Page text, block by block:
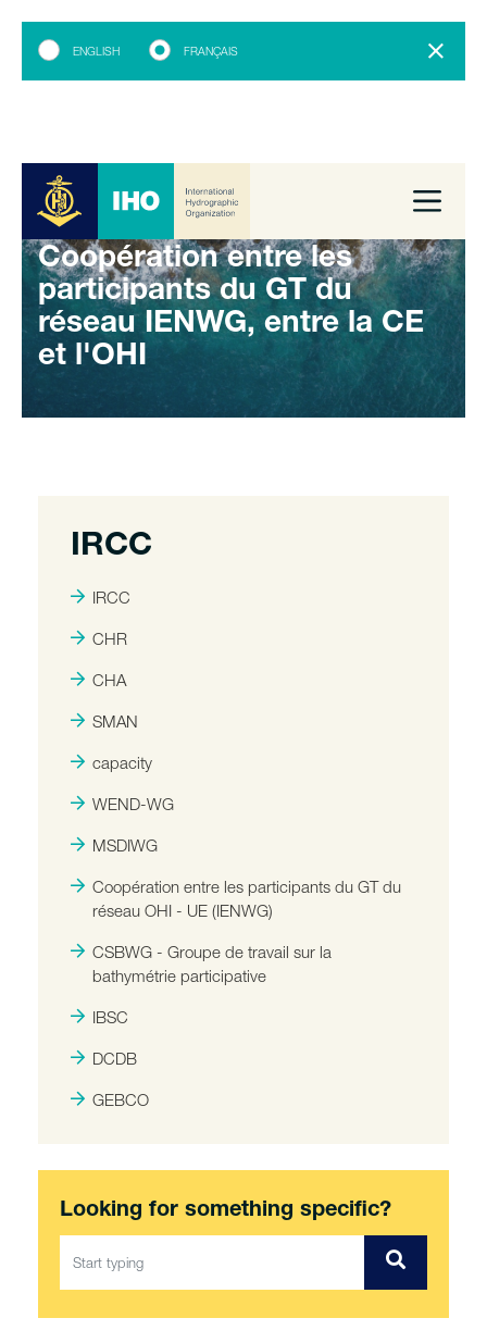
ENGLISH FRANÇAIS
Coopération entre les
participants du GT du
réseau IENWG, entre la CE
et l'OHI
IRCC
IRCC
CHR
CHA
SMAN
capacity
WEND-WG
MSDIWG
Coopération entre les participants du GT du
réseau OHI - UE (IENWG)
CSBWG - Groupe de travail sur la
bathymétrie participative
IBSC
DCDB
GEBCO
Looking for something specific?